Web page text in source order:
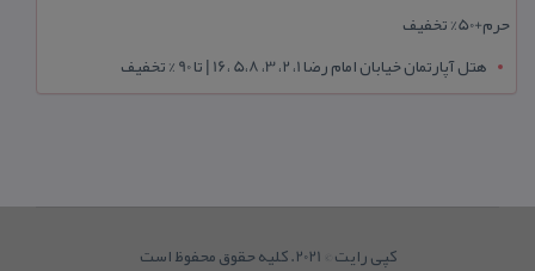
حرم+50% تخفیف
هتل آپارتمان خیابان امام رضا 1، 2، 3، 5،8 ،16 | تا 90 % تخفیف
کپی رایت © 2021. کلیه حقوق محفوظ است